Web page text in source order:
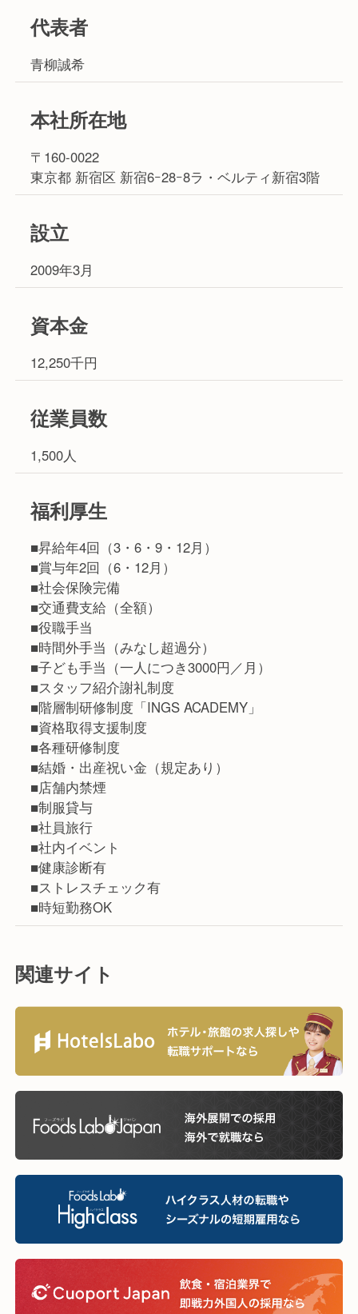
代表者
青柳誠希
本社所在地
〒160-0022
東京都 新宿区 新宿6ｰ28ｰ8ラ・ベルティ新宿3階
設立
2009年3月
資本金
12,250千円
従業員数
1,500人
福利厚生
■昇給年4回（3・6・9・12月）
■賞与年2回（6・12月）
■社会保険完備
■交通費支給（全額）
■役職手当
■時間外手当（みなし超過分）
■子ども手当（一人につき3000円／月）
■スタッフ紹介謝礼制度
■階層制研修制度「INGS ACADEMY」
■資格取得支援制度
■各種研修制度
■結婚・出産祝い金（規定あり）
■店舗内禁煙
■制服貸与
■社員旅行
■社内イベント
■健康診断有
■ストレスチェック有
■時短勤務OK
関連サイト